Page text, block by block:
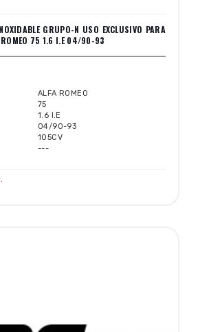
GRUPO-N USO EXCLUSIVO PARA
ROMEO 75 1.6 I.E 04/90-93
ALFA ROMEO
75
1.6 I.E
04/90-93
105CV
---